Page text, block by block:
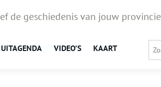
de geschiedenis van jouw provincie
UITAGENDA VIDEO’S KAART